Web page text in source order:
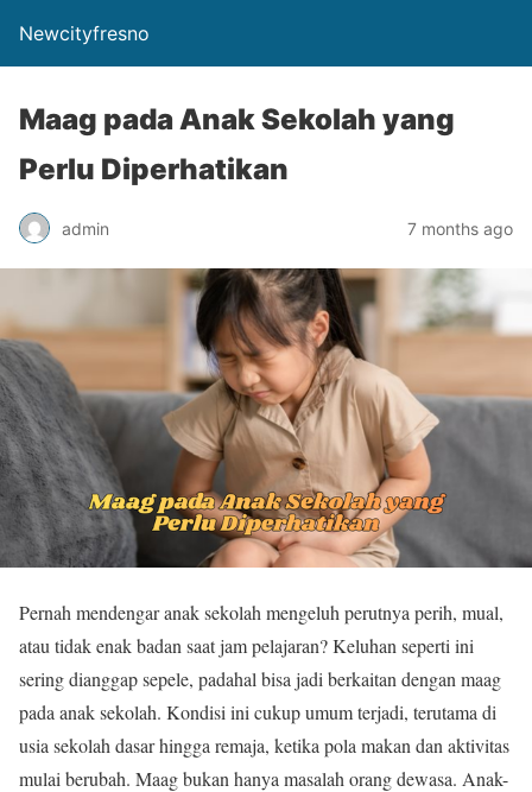
Newcityfresno
Maag pada Anak Sekolah yang
Perlu Diperhatikan
admin 7 months ago
Pernah mendengar anak sekolah mengeluh perutnya perih, mual,
atau tidak enak badan saat jam pelajaran? Keluhan seperti ini
sering dianggap sepele, padahal bisa jadi berkaitan dengan maag
pada anak sekolah. Kondisi ini cukup umum terjadi, terutama di
usia sekolah dasar hingga remaja, ketika pola makan dan aktivitas
mulai berubah. Maag bukan hanya masalah orang dewasa. Anak-